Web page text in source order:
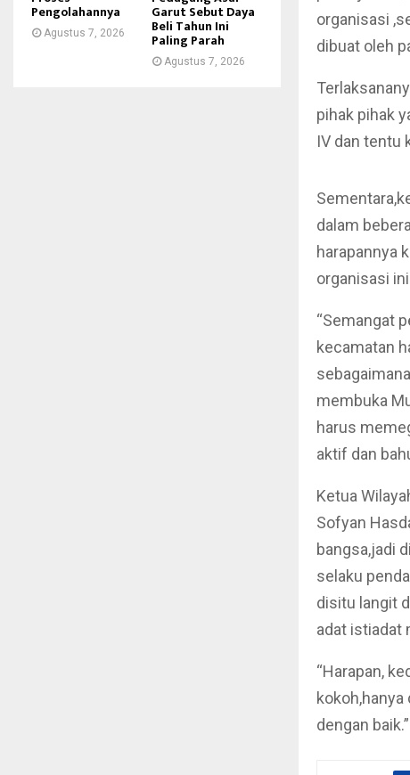
organisasi
dibuat oleh
pihak pihak
IV dan tentu
dalam
harapannya
organisasi ini
“Semangat
kecamatan
membuka
harus
aktif dan
Ketua
Sofyan
bangsa,jadi
selaku
disitu langit
adat istiadat
“Harapan,
dengan
Pengolahannya
Agustus 7, 2026
Garut Sebut Daya
Beli Tahun Ini
Paling Parah
Agustus 7, 2026